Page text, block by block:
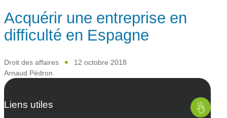
Acquérir une entreprise en
difficulté en Espagne
Droit des affaires
12 octobre 2018
Arnaud Pédron
Liens utiles